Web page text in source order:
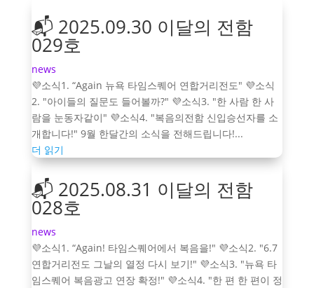
📬 2025.09.30 이달의 전함
029호
news
💜소식1. “Again 뉴욕 타임스퀘어 연합거리전도" 💜소식
2. "아이들의 질문도 들어볼까?" 💜소식3. "한 사람 한 사
람을 눈동자같이" 💜소식4. "복음의전함 신입승선자를 소
개합니다!" 9월 한달간의 소식을 전해드립니다!...
더 읽기
📬 2025.08.31 이달의 전함
028호
news
💜소식1. “Again! 타임스퀘어에서 복음을!" 💜소식2. "6.7
연합거리전도 그날의 열정 다시 보기!" 💜소식3. "뉴욕 타
임스퀘어 복음광고 연장 확정!" 💜소식4. "한 편 한 편이 정